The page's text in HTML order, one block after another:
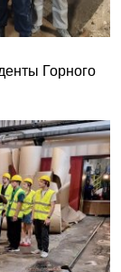
Горного